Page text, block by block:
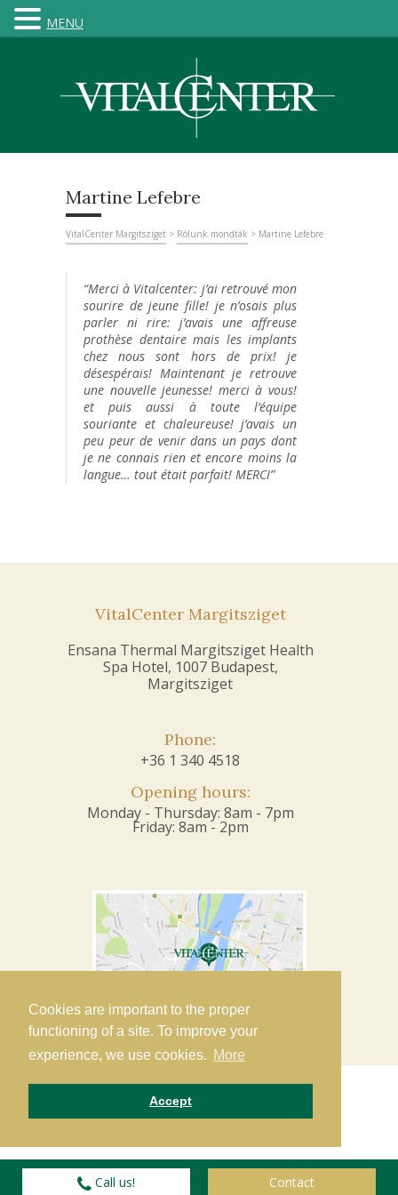
Cookies are important to the proper
functioning of a site. To improve your
experience, we use cookies. More
Accept
Martine Lefebre
VitalCenter Margitsziget > Rólunk mondták > Martine Lefebre
“Merci à Vitalcenter: j’ai retrouvé mon
sourire de jeune fille! je n’osais plus
parler ni rire: j’avais une affreuse
prothèse dentaire mais les implants
chez nous sont hors de prix! je
désespérais! Maintenant je retrouve
une nouvelle jeunesse! merci à vous!
et puis aussi à toute l’équipe
souriante et chaleureuse! j’avais un
peu peur de venir dans un pays dont
je ne connais rien et encore moins la
langue… tout était parfait! MERCI”
VitalCenter Margitsziget
Ensana Thermal Margitsziget Health
Spa Hotel, 1007 Budapest,
Margitsziget
Phone:
+36 1 340 4518
Opening hours:
Monday - Thursday: 8am - 7pm
Friday: 8am - 2pm
Copyright 2019 VitalCenter Dent Ltd. •Privacy© 2016-
Call us! Contact
MENU